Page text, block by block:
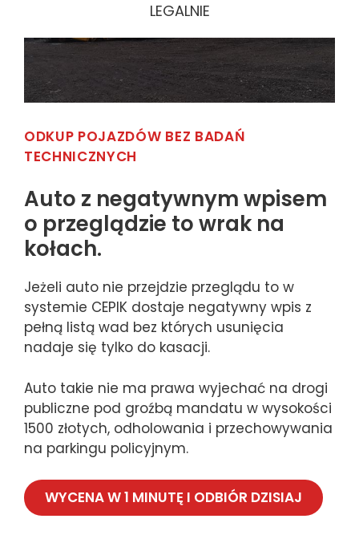
LEGALNIE
ODKUP POJAZDÓW BEZ BADAŃ
TECHNICZNYCH
Auto z negatywnym wpisem
o przeglądzie to wrak na
kołach.
Jeżeli auto nie przejdzie przeglądu to w
systemie CEPIK dostaje negatywny wpis z
pełną listą wad bez których usunięcia
nadaje się tylko do kasacji.
Auto takie nie ma prawa wyjechać na drogi
publiczne pod groźbą mandatu w wysokości
1500 złotych, odholowania i przechowywania
na parkingu policyjnym.
WYCENA W 1 MINUTĘ I ODBIÓR DZISIAJ